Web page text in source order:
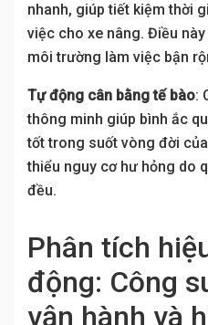
nhanh, giúp tiết kiệm thời
việc cho xe nâng. Điều
môi trường làm việc bận
Tự động cân bằng tế bào:
thông minh giúp bình ắc
tốt trong suốt vòng đời
thiểu nguy cơ hư hỏng do
đều.
Phân tích
động: Công
vận hành và